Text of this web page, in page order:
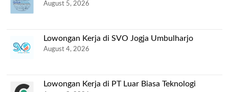
August 5, 2026
Lowongan Kerja di SVO Jogja Umbulharjo
August 4, 2026
Lowongan Kerja di PT Luar Biasa Teknologi